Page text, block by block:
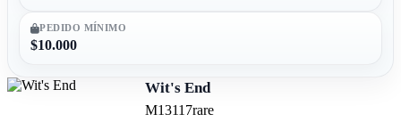
PEDIDO MÍNIMO
$10.000
Wit's End
M13117rare